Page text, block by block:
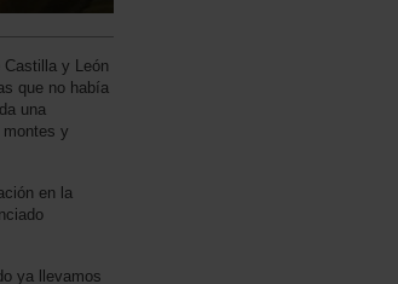
y León
que no había
una
y
en la
ya llevamos